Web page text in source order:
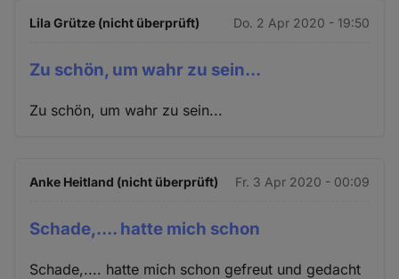
Lila Grütze (nicht überprüft) Do. 2 Apr 2020 - 19:50
Zu schön, um wahr zu sein...
Zu schön, um wahr zu sein...
Anke Heitland (nicht überprüft) Fr. 3 Apr 2020 - 00:09
Schade,.... hatte mich schon
Schade,.... hatte mich schon gefreut und gedacht